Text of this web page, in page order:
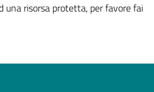
una risorsa protetta, per favore fai